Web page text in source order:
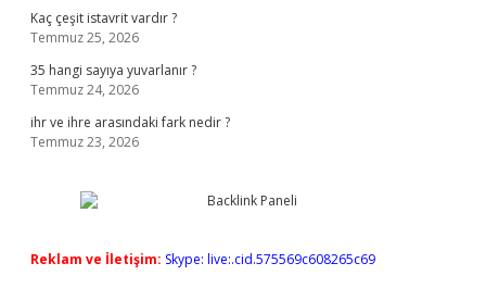
Kaç çeşit istavrit vardır ?
Temmuz 25, 2026
35 hangi sayıya yuvarlanır ?
Temmuz 24, 2026
ihr ve ihre arasındaki fark nedir ?
Temmuz 23, 2026
Reklam ve İletişim: Skype: live:.cid.575569c608265c69